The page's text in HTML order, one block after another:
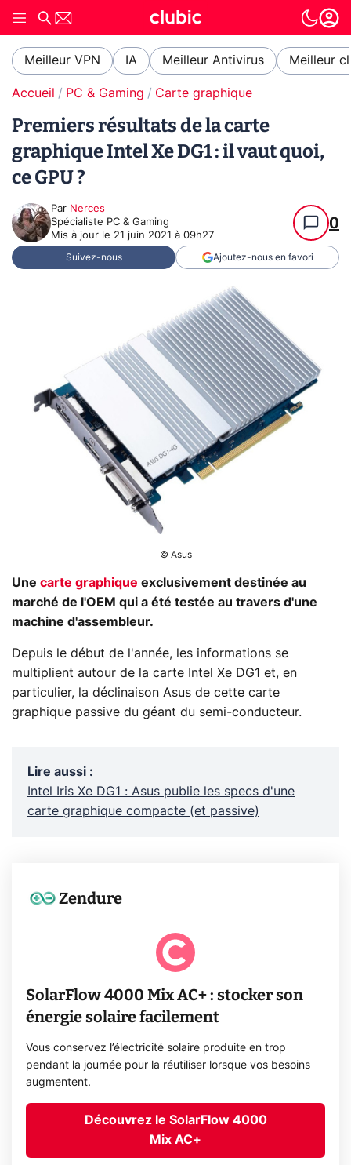
Meilleur VPN IA Meilleur Antivirus Meilleur
Accueil PC & Gaming Carte graphique
Premiers résultats de la carte
graphique Intel Xe DG1 : il vaut quoi,
ce GPU ?
Par Nerces
Spécialiste PC & Gaming
Mis à jour le 21 juin 2021 à 09h27
0
Suivez-nous Ajoutez-nous en favori
© Asus
Une carte graphique exclusivement destinée au
marché de l'OEM qui a été testée au travers d'une
machine d'assembleur.
Depuis le début de l'année, les informations se
multiplient autour de la carte Intel Xe DG1 et, en
particulier, la déclinaison Asus de cette carte
graphique passive du géant du semi-conducteur.
Lire aussi :
Intel Iris Xe DG1 : Asus publie les specs d'une
carte graphique compacte (et passive)
Zendure
SolarFlow 4000 Mix AC+ : stocker son
énergie solaire facilement
Vous conservez l’électricité solaire produite en trop
pendant la journée pour la réutiliser lorsque vos besoins
augmentent.
Découvrez le SolarFlow 4000
Mix AC+